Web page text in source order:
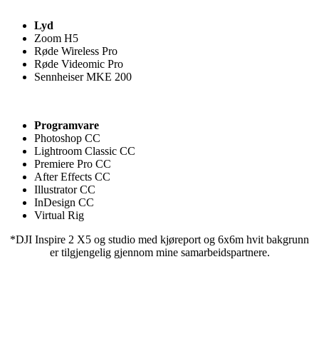
Lyd
Zoom H5
Røde Wireless Pro
Røde Videomic Pro
Sennheiser MKE 200
Programvare
Photoshop CC
Lightroom Classic CC
Premiere Pro CC
After Effects CC
Illustrator CC
InDesign CC
Virtual Rig
*DJI Inspire 2 X5 og studio med kjøreport og 6x6m hvit bakgrunn
er tilgjengelig gjennom mine samarbeidspartnere.